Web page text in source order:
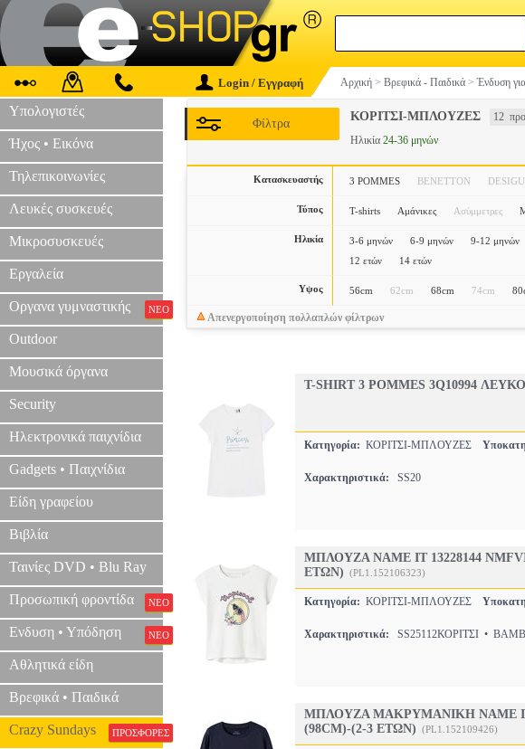
Login / Εγγραφή Αρχική > Βρεφικά - Παιδικά >Ένδυση
Υπολογιστές
Ήχος • Εικόνα
Τηλεπικοινωνίες
Λευκές συσκευές
Μικροσυσκευές
Εργαλεία
Οργανα γυμναστικής ΝΕΟ
Outdoor
Μουσικά όργανα
Security
Ηλεκτρονικά παιχνίδια
Gadgets • Παιχνίδια
Είδη γραφείου
Βιβλία
Ταινίες DVD • Blu Ray
Προσωπική φροντίδα ΝΕΟ
Ενδυση • Υπόδηση ΝΕΟ
Αθλητικά είδη
Βρεφικά • Παιδικά
Crazy Sundays ΠΡΟΣΦΟΡΕΣ
ΚΟΡΙΤΣΙ-ΜΠΛΟΥΖΕΣ 12
Φίλτρα
Ηλικία 24-36 μηνών
Κατασκευαστής 3 POMMES BENETTON
Τύπος T-shirts Αμάνικες Ασύμμετρες
Ηλικία 3-6 μηνών 6-9 μηνών 9-12 μηνών
12 ετών
14 ετών
Υψος 56cm 62cm 68cm 74cm
Απενεργοποίηση πολλαπλών φίλτρων
T-SHIRT 3 POMMES 3Q10994
Κατηγορία: ΚΟΡΙΤΣΙ-ΜΠΛΟΥΖΕΣ
Χαρακτηριστικά: SS20
ΜΠΛΟΥΖΑ NAME IT 13228144
ΕΤΩΝ) (PL1.152106323)
Κατηγορία: ΚΟΡΙΤΣΙ-ΜΠΛΟΥΖΕΣ
Χαρακτηριστικά: SS25112ΚΟΡΙΤΣΙ •
ΜΠΛΟΥΖΑ ΜΑΚΡΥΜΑΝΙΚΗ NAME IT
(98CM)-(2-3 ΕΤΩΝ) (PL1.152109426)